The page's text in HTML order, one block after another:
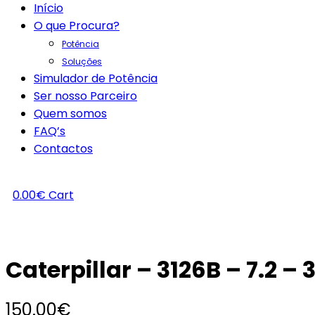
Início
O que Procura?
Potência
Soluções
Simulador de Potência
Ser nosso Parceiro
Quem somos
FAQ’s
Contactos
0.00€ Cart
Caterpillar – 3126B – 7.2 –
150.00€